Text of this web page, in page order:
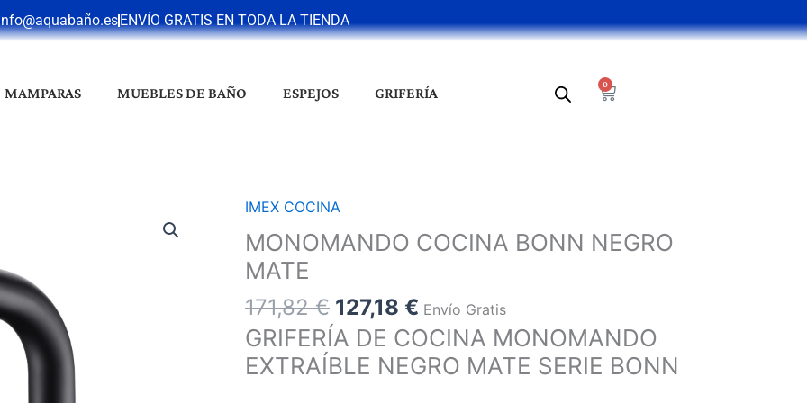
ENVÍO GRATIS EN TODA LA TIENDA
MAMPARAS MUEBLES DE BAÑO ESPEJOS GRIFERÍA
0
Cart
IMEX COCINA
MONOMANDO COCINA BONN NEGRO
MATE
171,82€
El
precio
original
171,82 €.
127,18 €
precio
actual
127,18 €.
Envío Gratis
GRIFERÍA DE COCINA MONOMANDO
EXTRAÍBLE NEGRO MATE SERIE BONN
MONOMANDO
COCINA
BONN
NEGRO
MATE
cantidad